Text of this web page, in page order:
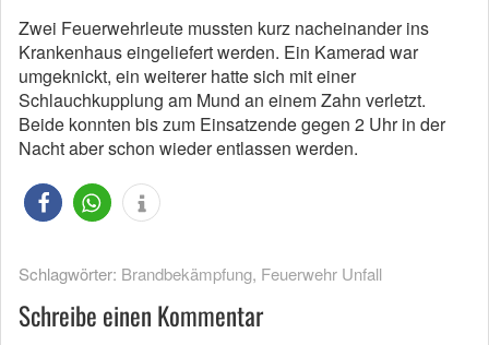
Zwei Feuerwehrleute mussten kurz nacheinander ins
Krankenhaus eingeliefert werden. Ein Kamerad war
umgeknickt, ein weiterer hatte sich mit einer
Schlauchkupplung am Mund an einem Zahn verletzt.
Beide konnten bis zum Einsatzende gegen 2 Uhr in der
Nacht aber schon wieder entlassen werden.
Schlagwörter: Brandbekämpfung, Feuerwehr Unfall
Schreibe einen Kommentar